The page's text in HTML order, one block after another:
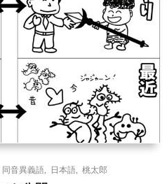
同音異義語 日本語 桃太郎